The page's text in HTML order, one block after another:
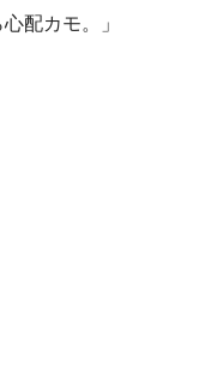
配カモ。」